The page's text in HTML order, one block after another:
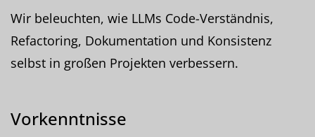
Wir beleuchten, wie LLMs Code-Verständnis,
Refactoring, Dokumentation und Konsistenz
selbst in großen Projekten verbessern.
Vorkenntnisse